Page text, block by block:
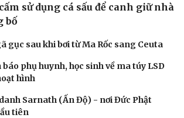
sử dụng cá sấu để canh giữ nhà
bố
gục sau khi bơi từ Ma Rốc sang Ceuta
phụ huynh, học sinh về ma túy LSD
hình
danh Sarnath (Ấn Độ) - nơi Đức Phật
tiên